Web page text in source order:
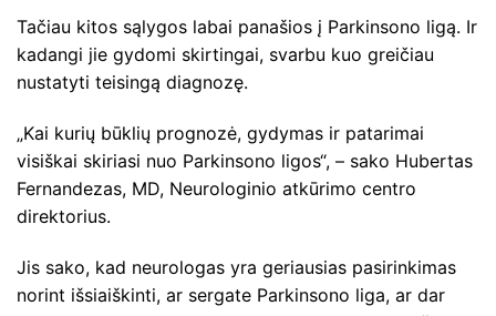
Tačiau kitos sąlygos labai panašios į Parkinsono ligą. Ir
kadangi jie gydomi skirtingai, svarbu kuo greičiau
nustatyti teisingą diagnozę.
„Kai kurių būklių prognozė, gydymas ir patarimai
visiškai skiriasi nuo Parkinsono ligos“, – sako Hubertas
Fernandezas, MD, Neurologinio atkūrimo centro
direktorius.
Jis sako, kad neurologas yra geriausias pasirinkimas
norint išsiaiškinti, ar sergate Parkinsono liga, ar dar